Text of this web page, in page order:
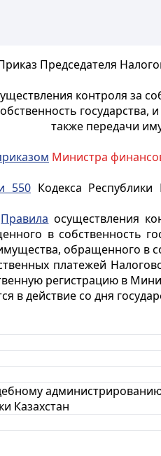
Председателя
контроля за
государства,
также передачи
Министра
550 Кодекса
Правила осуществления
в собственность
обращенного в
платежей
регистрацию в
в действие со дня
Казахстан